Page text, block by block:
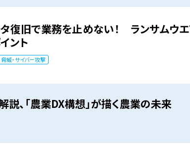
復旧で業務を止めない！ ランサムウ
ント
脅威・サイバー攻撃
、「農業DX構想」が描く農業の未来